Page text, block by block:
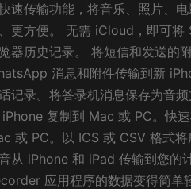
速传输功能，将音乐、照片、
更方便。 无需 iCloud，即可
器历史记录。 将短信和发送的
消息和附件传输到新
记录。将答录机消息保存为音
iPhone 复制到 Mac 或 PC。快
或 PC。以 ICS 或 CSV 格式
从 iPhone 和 iPad 传输到您的
应用程序的数据变得简